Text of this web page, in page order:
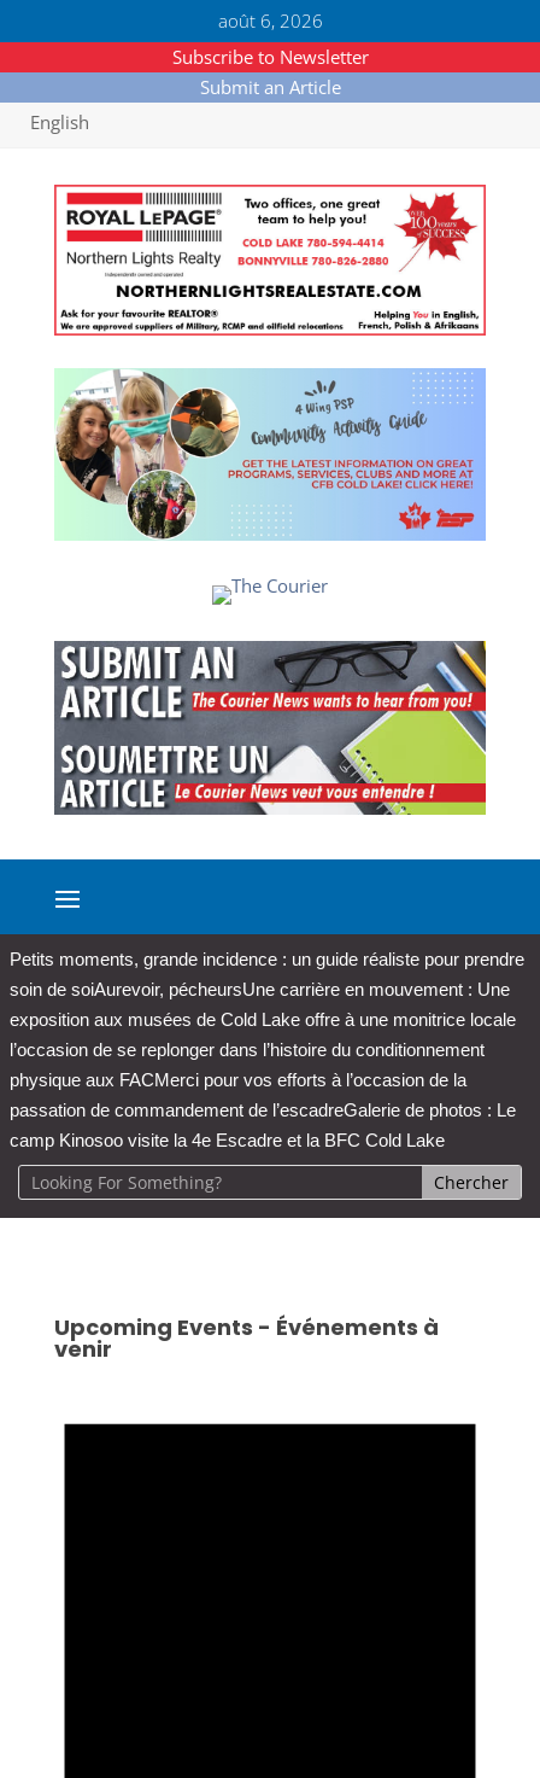
août 6, 2026
Subscribe to Newsletter
Submit an Article
English
Petits moments, grande incidence : un guide réaliste pour prendre
soin de soiAurevoir, pécheursUne carrière en mouvement : Une
exposition aux musées de Cold Lake offre à une monitrice locale
l’occasion de se replonger dans l’histoire du conditionnement
physique aux FACMerci pour vos efforts à l’occasion de la
passation de commandement de l’escadreGalerie de photos : Le
camp Kinosoo visite la 4e Escadre et la BFC Cold Lake
Upcoming Events - Événements à
venir